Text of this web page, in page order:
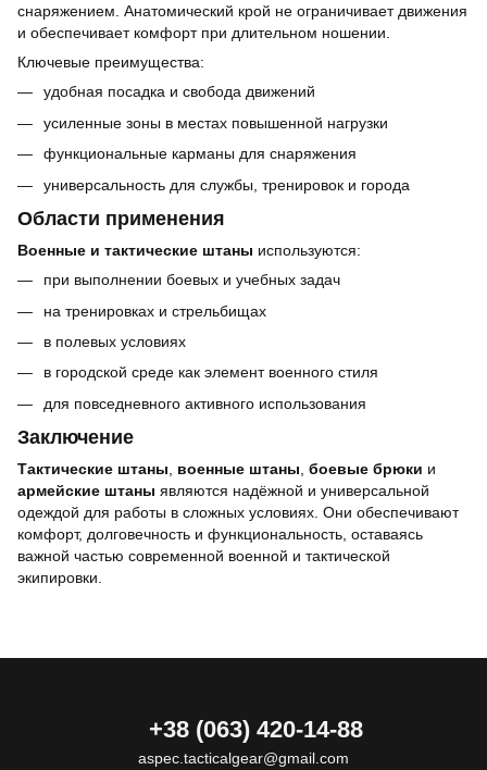
снаряжением. Анатомический крой не ограничивает движения
и обеспечивает комфорт при длительном ношении.
Ключевые преимущества:
удобная посадка и свобода движений
усиленные зоны в местах повышенной нагрузки
функциональные карманы для снаряжения
универсальность для службы, тренировок и города
Области применения
Военные и тактические штаны используются:
при выполнении боевых и учебных задач
на тренировках и стрельбищах
в полевых условиях
в городской среде как элемент военного стиля
для повседневного активного использования
Заключение
Тактические штаны, военные штаны, боевые брюки и
армейские штаны являются надёжной и универсальной
одеждой для работы в сложных условиях. Они обеспечивают
комфорт, долговечность и функциональность, оставаясь
важной частью современной военной и тактической
экипировки.
+38 (063) 420-14-88
aspec.tacticalgear@gmail.com